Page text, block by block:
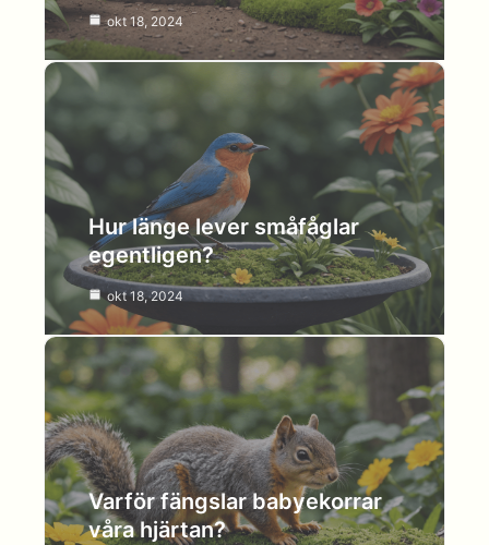
okt 18, 2024
Hur länge lever småfåglar
egentligen?
okt 18, 2024
Varför fängslar babyekorrar
våra hjärtan?